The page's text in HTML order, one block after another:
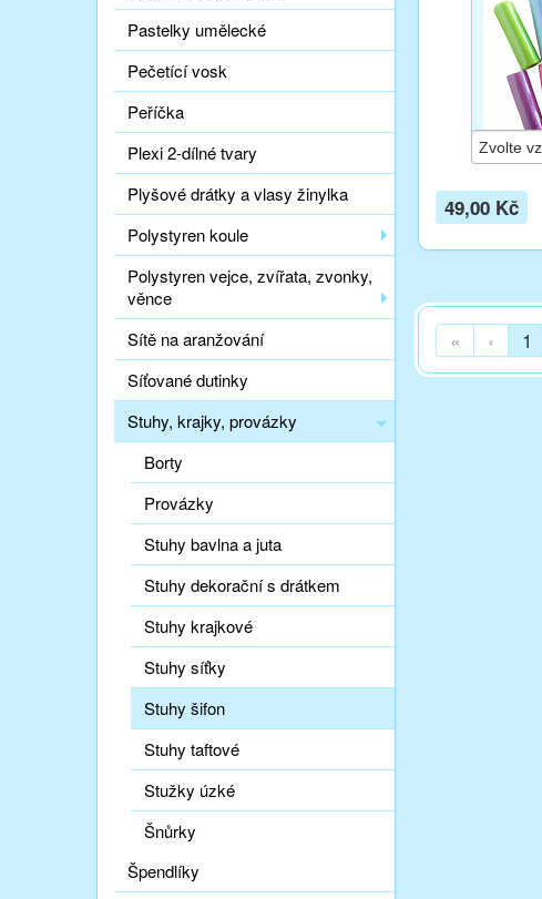
Pastelky umělecké
Pečetící vosk
Peříčka
Plexi 2-dílné tvary
Plyšové drátky a vlasy žinylka
Polystyren koule
Polystyren vejce, zvířata, zvonky,
věnce
Sítě na aranžování
Síťované dutinky
Stuhy, krajky, provázky
Borty
Provázky
Stuhy bavlna a juta
Stuhy dekorační s drátkem
Stuhy krajkové
Stuhy síťky
Stuhy šifon
Stuhy taftové
Stužky úzké
Šnůrky
Špendlíky
49,00 Kč
« ‹ 1